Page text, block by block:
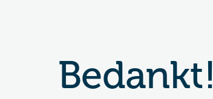
Bedankt!